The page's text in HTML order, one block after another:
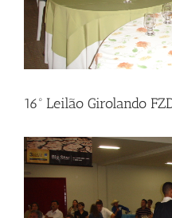
16º Leilão Girolando